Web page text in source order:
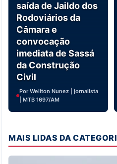
saída de Jaildo dos
Rodoviários da
Câmara e
convocação
imediata de Sassá
da Construção
Civil
Por Weliton Nunez | jornalista
| MTB 1697/AM
MAIS LIDAS DA